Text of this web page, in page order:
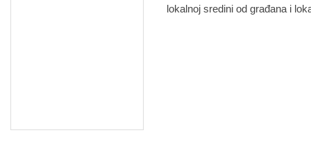
lokalnoj sredini od građana i